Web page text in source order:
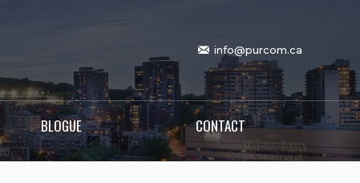
info@purcom.ca
BLOGUE CONTACT